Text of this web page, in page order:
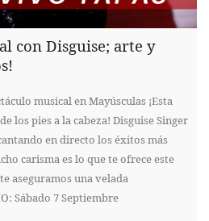
con Disguise; arte y
musical en Mayúsculas ¡Esta
los pies a la cabeza! Disguise Singer
en directo los éxitos más
carisma es lo que te ofrece este
aseguramos una velada
Sábado 7 Septiembre